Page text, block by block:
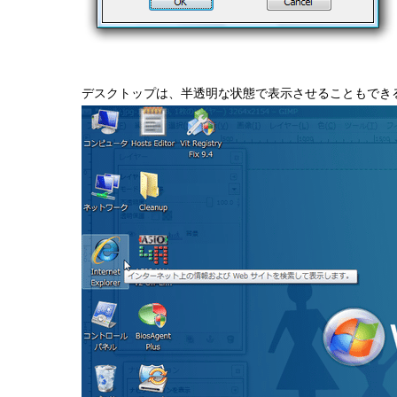
デスクトップは、半透明な状態で表示させることもでき